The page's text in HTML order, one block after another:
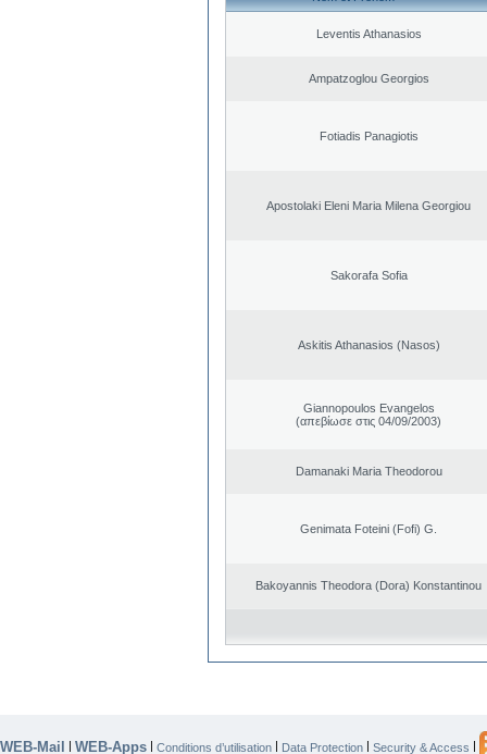
Leventis Athanasios
Ampatzoglou Georgios
Fotiadis Panagiotis
Apostolaki Eleni Maria Milena Georgiou
Sakorafa Sofia
Askitis Athanasios (Nasos)
Giannopoulos Evangelos
(απεβίωσε στις 04/09/2003)
Damanaki Maria Theodorou
Genimata Foteini (Fofi) G.
Bakoyannis Theodora (Dora) Konstantinou
WEB-Mail | WEB-Apps | Conditions d’utilisation | Data Protection | Security & Access |